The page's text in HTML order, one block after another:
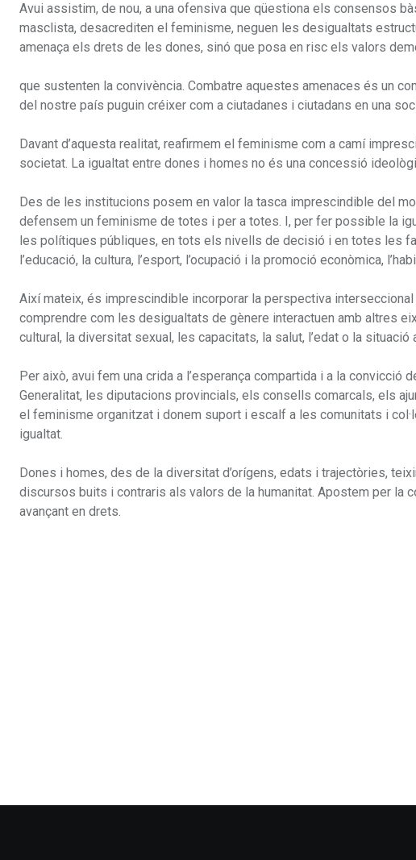
Avui assistim, de nou, a una ofensiva que qüestiona els consensos
masclista, desacrediten el feminisme, neguen les desigualtats
amenaça els drets de les dones, sinó que posa en risc els valors
que sustenten la convivència. Combatre aquestes amenaces és un
del nostre país puguin créixer com a ciutadanes i ciutadans en una
Davant d’aquesta realitat, reafirmem el feminisme com a camí
societat. La igualtat entre dones i homes no és una concessió
Des de les institucions posem en valor la tasca imprescindible del
defensem un feminisme de totes i per a totes. I, per fer possible la
les polítiques públiques, en tots els nivells de decisió i en totes les
l’educació, la cultura, l’esport, l’ocupació i la promoció econòmica,
Així mateix, és imprescindible incorporar la perspectiva
comprendre com les desigualtats de gènere interactuen amb altres
cultural, la diversitat sexual, les capacitats, la salut, l’edat o la situació
Per això, avui fem una crida a l’esperança compartida i a la convicció
Generalitat, les diputacions provincials, els consells comarcals, els
el feminisme organitzat i donem suport i escalf a les comunitats i
igualtat.
Dones i homes, des de la diversitat d’orígens, edats i trajectòries,
discursos buits i contraris als valors de la humanitat. Apostem per
avançant en drets.